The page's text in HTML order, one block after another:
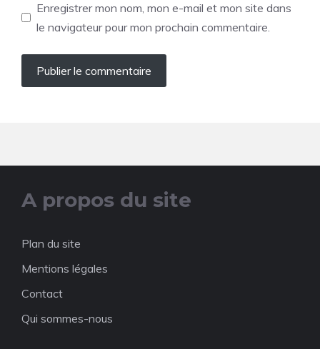
Enregistrer mon nom, mon e-mail et mon site dans
le navigateur pour mon prochain commentaire.
A propos du site
Plan du site
Mentions légales
Contact
Qui sommes-nous